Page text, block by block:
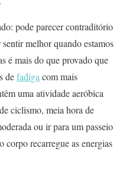
pode parecer contraditório
melhor quando estamos
é mais do que provado que
defadiga com mais
uma atividade aeróbica
ciclismo, meia hora de
ou ir para um passeio
corpo recarregue as energias